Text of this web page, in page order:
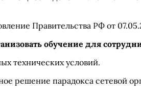
Правительства РФ от
обучение для
технических условий.
решение парадокса сетевой